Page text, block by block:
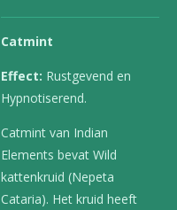
Catmint
Effect: Rustgevend en
Hypnotiserend.
Catmint van Indian
Elements bevat Wild
kattenkruid (Nepeta
Cataria). Het kruid heeft